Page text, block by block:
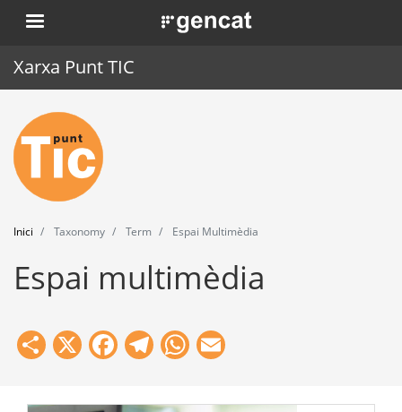
Vés
al
. Obre en una nova finestra.
Xarxa Punt TIC
Inici
Punt TIC
Actualitat
Agenda
Formació
Eines
Inici Taxonomy Term Espai Multimèdia
Espai multimèdia
Share
X Facebook
Telegram
WhatsApp